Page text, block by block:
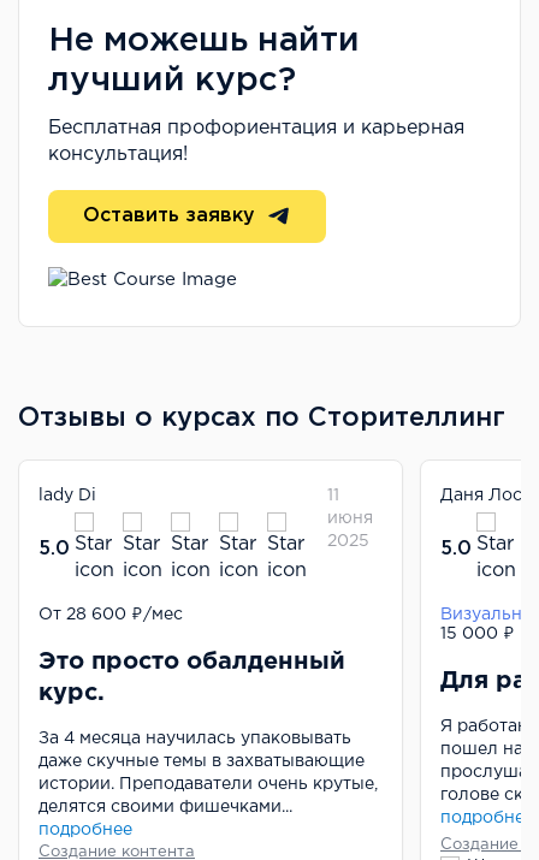
Не можешь найти
лучший курс?
Бесплатная профориентация и карьерная
консультация!
Оставить заявку
Отзывы о курсах по Сторителлинг
lady Di
5.0
11
июня
2025
Сторителлинг
От 28 600 ₽/мес
Это просто обалденный
курс.
За 4 месяца научилась упаковывать
даже скучные темы в захватывающие
истории. Преподаватели очень крутые,
делятся своими фишечками...
подробнее
Создание контента
Даня
5.0
15 000 ₽
Для
Я работаю
пошел на
голове
подробнее
Создание